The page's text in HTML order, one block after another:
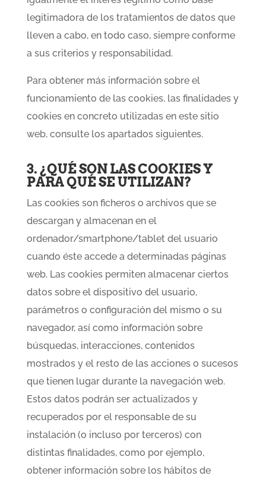
legitimadora de los tratamientos de datos que
lleven a cabo, en todo caso, siempre conforme
a sus criterios y responsabilidad.
Para obtener más información sobre el
funcionamiento de las cookies, las finalidades y
cookies en concreto utilizadas en este sitio
web, consulte los apartados siguientes.
3. ¿QUÉ SON LAS COOKIES Y
PARA QUÉ SE UTILIZAN?
Las cookies son ficheros o archivos que se
descargan y almacenan en el
ordenador/smartphone/tablet del usuario
cuando éste accede a determinadas páginas
web. Las cookies permiten almacenar ciertos
datos sobre el dispositivo del usuario,
parámetros o configuración del mismo o su
navegador, así como información sobre
búsquedas, interacciones, contenidos
mostrados y el resto de las acciones o sucesos
que tienen lugar durante la navegación web.
Estos datos podrán ser actualizados y
recuperados por el responsable de su
instalación (o incluso por terceros) con
distintas finalidades, como por ejemplo,
obtener información sobre los hábitos de